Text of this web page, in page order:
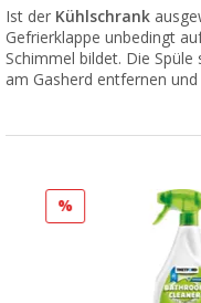
Ist der Kühlschrank
Gefrierklappe unbedingt
Schimmel bildet. Die
am Gasherd entfernen
%